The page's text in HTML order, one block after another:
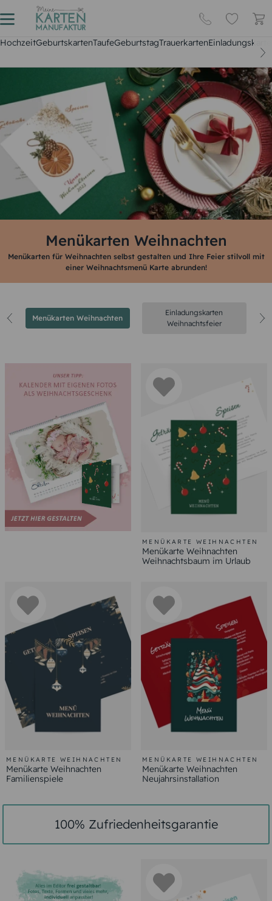
HochzeitGeburtskartenTaufeGeburtstagTrauerkarten
Menükarten Weihnachten
Menükarten für Weihnachten selbst gestalten und Ihre Feier stilvoll mit
einer Weihnachtsmenü Karte abrunden!
Menükarten Weihnachten
Einladungskarten
Weihnachtsfeier
MENÜKARTE WEIHNACHTEN
Menükarte Weihnachten
Weihnachtsbaum im Urlaub
MENÜKARTE WEIHNACHTEN
Menükarte Weihnachten
Familienspiele
MENÜKARTE WEIHNACHTEN
Menükarte Weihnachten
Neujahrsinstallation
100% Zufriedenheitsgarantie